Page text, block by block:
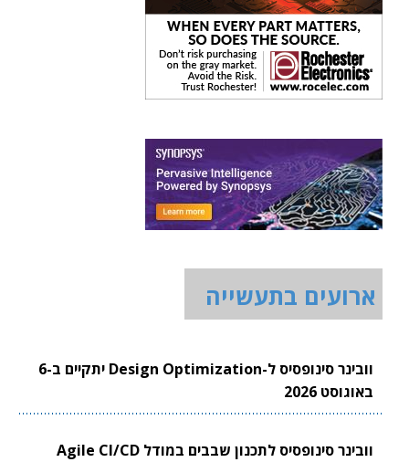
ארועים בתעשייה
וובינר סינופסיס ל-Design Optimization יתקיים ב-6
באוגוסט 2026
וובינר סינופסיס לתכנון שבבים במודל Agile CI/CD